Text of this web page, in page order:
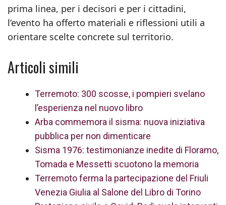
prima linea, per i decisori e per i cittadini,
l’evento ha offerto materiali e riflessioni utili a
orientare scelte concrete sul territorio.
Articoli simili
Terremoto: 300 scosse, i pompieri svelano
l’esperienza nel nuovo libro
Arba commemora il sisma: nuova iniziativa
pubblica per non dimenticare
Sisma 1976: testimonianze inedite di Floramo,
Tomada e Messetti scuotono la memoria
Terremoto ferma la partecipazione del Friuli
Venezia Giulia al Salone del Libro di Torino